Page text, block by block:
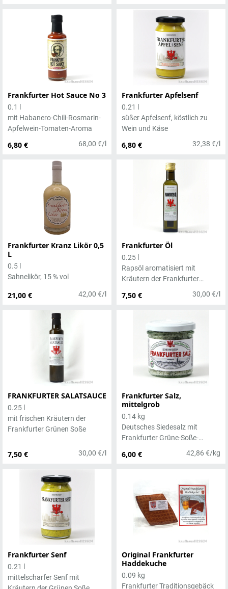
Frankfurter Hot Sauce No 3
6,80 € 68,00 €/l
0.1 l
mit Habanero-Chili-Rosmarin-
Apfelwein-Tomaten-Aroma
Frankfurter Apfelsenf
6,80 € 32,38 €/l
0.21 l
süßer Apfelsenf, köstlich zu
Wein und Käse
Frankfurter Kranz Likör 0,5
L
21,00 € 42,00 €/l
0.5 l
Sahnelikör, 15 % vol
Frankfurter Öl
7,50 € 30,00 €/l
0.25 l
Rapsöl aromatisiert mit
Kräutern der Frankfurter
FRANKFURTER SALATSAUCE
7,50 € 30,00 €/l
0.25 l
mit frischen Kräutern der
Frankfurter Grünen Soße
Frankfurter Salz,
mittelgrob
6,00 € 42,86 €/kg
0.14 kg
Deutsches Siedesalz mit
Frankfurter Grüne-Soße-
Frankfurter Senf
0.21 l
mittelscharfer Senf mit
Original Frankfurter
Haddekuche
0.09 kg
Frankfurter Traditionsgebäck